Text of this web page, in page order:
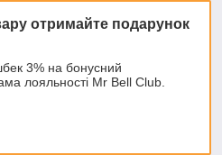
отримайте подарунок
3% на бонусний
лояльності Mr Bell Club.